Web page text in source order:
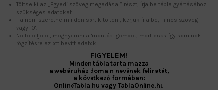
Töltse ki az „Egyedi szöveg megadása:” részt, írja be tábla gyártásához
szükséges adatokat.
Ha nem szeretne minden sort kitölteni, kérjük írja be, "nincs szöveg"
vagy "0".
Ne feledje el, megnyomni a "mentés" gombot, mert csak így kerülnek
rögzítésre az ott bevitt adatok.
FIGYELEM!
Minden tábla tartalmazza
a webáruház domain nevének feliratát,
a következő formában:
OnlineTabla.hu vagy TablaOnline.hu